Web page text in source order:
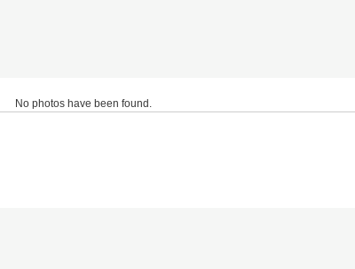
No photos have been found.